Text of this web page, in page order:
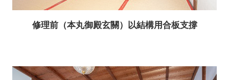
修理前（本丸御殿玄關）以結構用合板支撐